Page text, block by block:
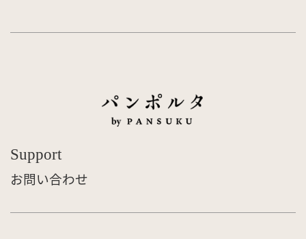
Support
お問い合わせ